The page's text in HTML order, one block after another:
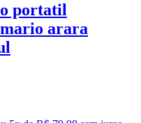
portatil
arara